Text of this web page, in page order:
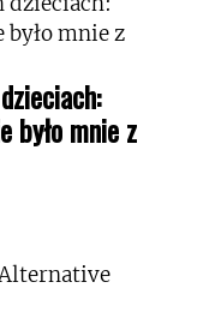
było mnie z